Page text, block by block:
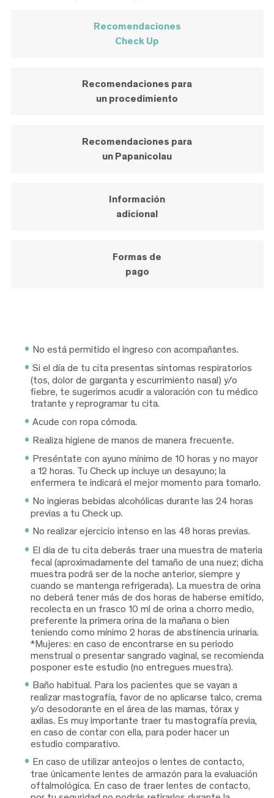
Recomendaciones
Check Up
Recomendaciones para
un procedimiento
Recomendaciones para
un Papanicolau
Información
adicional
Formas de
pago
No está permitido el ingreso con acompañantes.
Si el día de tu cita presentas síntomas respiratorios
(tos, dolor de garganta y escurrimiento nasal) y/o
fiebre, te sugerimos acudir a valoración con tu médico
tratante y reprogramar tu cita.
Acude con ropa cómoda.
Realiza higiene de manos de manera frecuente.
Preséntate con ayuno mínimo de 10 horas y no mayor
a 12 horas. Tu Check up incluye un desayuno; la
enfermera te indicará el mejor momento para tomarlo.
No ingieras bebidas alcohólicas durante las 24 horas
previas a tu Check up.
No realizar ejercicio intenso en las 48 horas previas.
El día de tu cita deberás traer una muestra de materia
fecal (aproximadamente del tamaño de una nuez; dicha
muestra podrá ser de la noche anterior, siempre y
cuando se mantenga refrigerada). La muestra de orina
no deberá tener más de dos horas de haberse emitido,
recolecta en un frasco 10 ml de orina a chorro medio,
preferente la primera orina de la mañana o bien
teniendo como mínimo 2 horas de abstinencia urinaria.
*Mujeres: en caso de encontrarse en su periodo
menstrual o presentar sangrado vaginal, se recomienda
posponer este estudio (no entregues muestra).
Baño habitual. Para los pacientes que se vayan a
realizar mastografía, favor de no aplicarse talco, crema
y/o desodorante en el área de las mamas, tórax y
axilas. Es muy importante traer tu mastografía previa,
en caso de contar con ella, para poder hacer un
estudio comparativo.
En caso de utilizar anteojos o lentes de contacto,
trae únicamente lentes de armazón para la evaluación
oftalmológica. En caso de traer lentes de contacto,